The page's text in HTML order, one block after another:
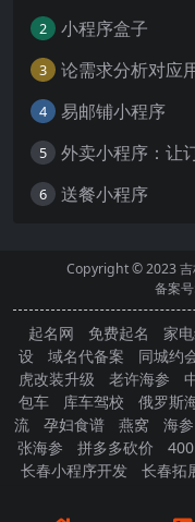
2 小程序盒子
3 论需求分析对应
4 易邮铺小程序
5 外卖小程序：让
6 送餐小程序
Copyright © 2023
备案
起名网 免费起名 家
设
域名代备案 同城约
虎改装升级
老许海参
包车
库车驾校 俄罗斯
流
孕妇食谱 燕窝 海参
张海参
拼多多砍价
长春小程序开发
长春拓